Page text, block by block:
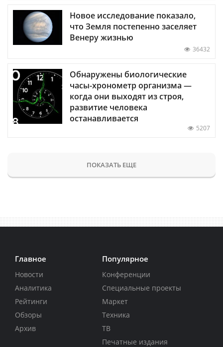
Новое исследование показало,
что Земля постепенно заселяет
Венеру жизнью
36432
Обнаружены биологические
часы-хронометр организма —
когда они выходят из строя,
развитие человека
останавливается
5207
ПОКАЗАТЬ ЕЩЕ
Главное
Новости
Аналитика
Рейтинги
Обзоры
Архив
Популярное
Конференции
Специальные проекты
Маркет
Техника
ТВ
Печатные издания